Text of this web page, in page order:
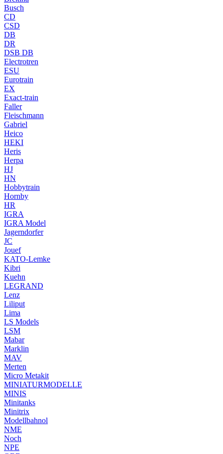
Busch
CD
CSD
DB
DR
DSB DB
Electrotren
ESU
Eurotrain
EX
Exact-train
Faller
Fleischmann
Gabriel
Heico
HEKI
Heris
Herpa
HJ
HN
Hobbytrain
Hornby
HR
IGRA
IGRA Model
Jagerndorfer
JC
Jouef
KATO-Lemke
Kibri
Kuehn
LEGRAND
Lenz
Liliput
Lima
LS Models
LSM
Mabar
Marklin
MAV
Merten
Micro Metakit
MINIATURMODELLE
MINIS
Minitanks
Minitrix
Modellbahnol
NME
Noch
NPE